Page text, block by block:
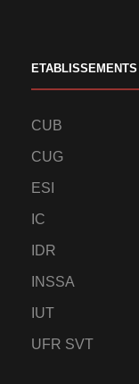
CUB
CUG
ESI
IC
IDR
INSSA
IUT
UFR SVT